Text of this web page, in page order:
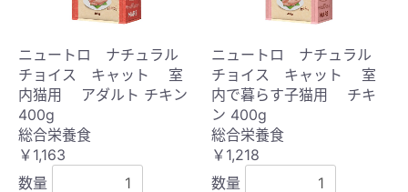
ニュートロ ナチュラル
チョイス キャット 室
内猫用 アダルト チキン
400g
総合栄養食
￥1,163
数量
ニュートロ ナチュラル
チョイス キャット 室
内で暮らす子猫用 チキ
ン 400g
総合栄養食
￥1,218
数量